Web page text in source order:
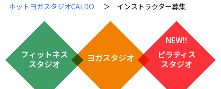
ホットヨガスタジオCALDO ＞ インストラクター募集
フィットネス
スタジオ
ヨガスタジオ
NEW!!
ピラティス
スタジオ